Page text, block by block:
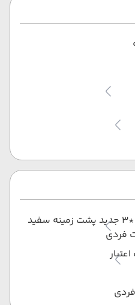
دو قطعه عکس رنگی 4*3 جدید پشت زمینه سفید
فردی